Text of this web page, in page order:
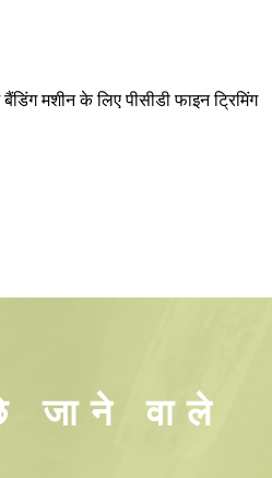
मशीन के लिए पीसीडी फाइन ट्रिमिंग
वाले